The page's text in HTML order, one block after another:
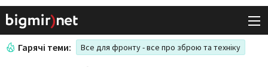
Гарячі теми: Все для фронту - все про зброю та техніку